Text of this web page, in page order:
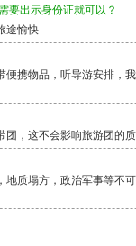
要出示身份证就可以？
途愉快
携物品，听导游安排
，这不会影响旅游团的质
质塌方，政治军事等